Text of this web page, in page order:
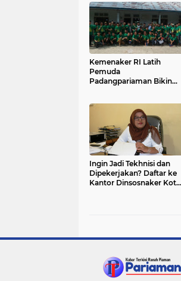
Kemenaker RI Latih
Pemuda
Padangpariaman Bikin
Ingin Jadi Tekhnisi dan
Dipekerjakan? Daftar ke
Kantor Dinsosnaker Kota